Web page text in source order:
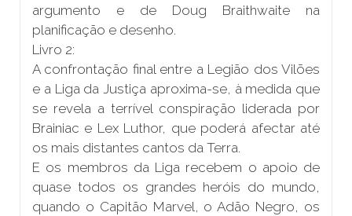
argumento e de Doug Braithwaite na
planificação e desenho.
Livro 2:
A confrontação final entre a Legião dos Vilões
e a Liga da Justiça aproxima-se, à medida que
se revela a terrível conspiração liderada por
Brainiac e Lex Luthor, que poderá afectar até
os mais distantes cantos da Terra.
E os membros da Liga recebem o apoio de
quase todos os grandes heróis do mundo,
quando o Capitão Marvel, o Adão Negro, os